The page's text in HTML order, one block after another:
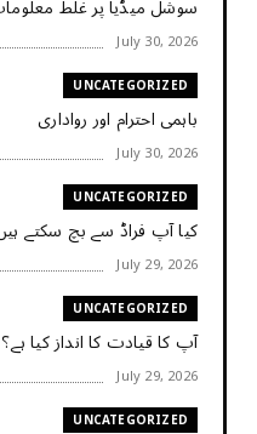
سوشل میڈیا پر غلط
July 30, 2026
UNCATEGORIZED
باہمی احترام اور رواداری
July 30, 2026
UNCATEGORIZED
کیا آپ فراڈ سے بچ سکتے
July 29, 2026
UNCATEGORIZED
آپ کا قیادت کا انداز کیا ہے؟
July 29, 2026
UNCATEGORIZED